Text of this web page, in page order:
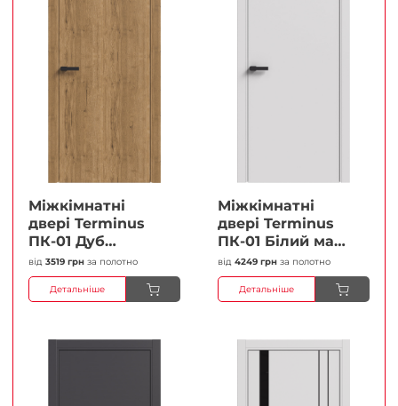
Міжкімнатні
двері Terminus
ПК-01 Дуб
античний Глухі
Плівка
від 3519 грн за полотно
Детальніше
Міжкімнатні
двері Terminus
ПК-01 Білий мат
(Термінус) Глухі
Плівка
від 4249 грн за полотно
Детальніше